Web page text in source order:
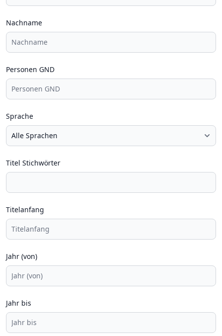
Nachname
Personen GND
Sprache
Titel Stichwörter
Titelanfang
Jahr (von)
Jahr bis